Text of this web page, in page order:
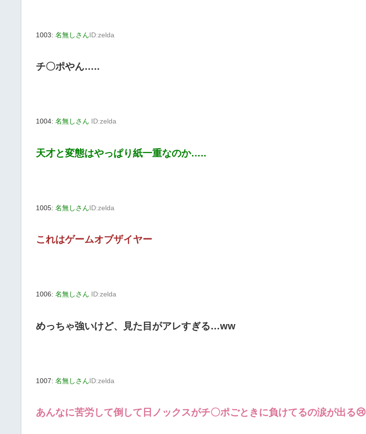
1003: 名無しさんID:zelda
チ〇ポやん…..
1004: 名無しさん ID:zelda
天才と変態はやっぱり紙一重なのか…..
1005: 名無しさんID:zelda
これはゲームオブザイヤー
1006: 名無しさん ID:zelda
めっちゃ強いけど、見た目がアレすぎる…ww
1007: 名無しさんID:zelda
あんなに苦労して倒して日ノックスがチ〇ポごときに負けてるの涙が出る😢